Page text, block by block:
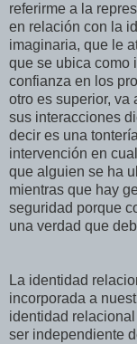
referirme a la
en relación con la
imaginaria, que le
que se ubica como
confianza en los
otro es superior, va
sus interacciones
decir es una
intervención en
que alguien se ha
mientras que hay
seguridad porque
una verdad que
La identidad
incorporada a
identidad
ser independiente